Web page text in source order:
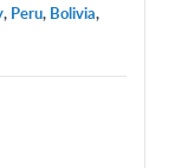
, Peru, Bolivia,